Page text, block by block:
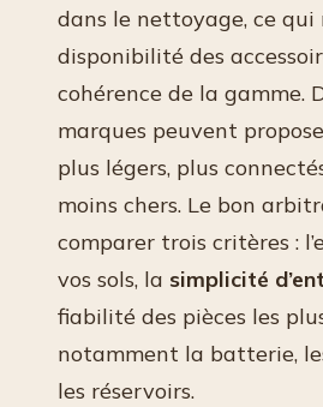
dans le nettoyage, ce qui
disponibilité des
cohérence de la gamme.
marques peuvent
plus légers, plus
moins chers. Le bon
comparer trois critères :
vos sols, la simplicité
fiabilité des pièces les
notamment la batterie,
les réservoirs.